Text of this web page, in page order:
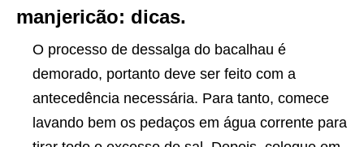
manjericão: dicas.
O processo de dessalga do bacalhau é
demorado, portanto deve ser feito com a
antecedência necessária. Para tanto, comece
lavando bem os pedaços em água corrente para